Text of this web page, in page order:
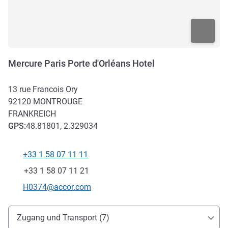
Mercure Paris Porte d'Orléans Hotel
13 rue Francois Ory
92120 MONTROUGE
FRANKREICH
GPS:48.81801, 2.329034
+33 1 58 07 11 11
Fax
+33 1 58 07 11 21
Kontakt-E-Mail
H0374@accor.com
Erreichbarkeit und Anbindung
Zugang und Transport (7)